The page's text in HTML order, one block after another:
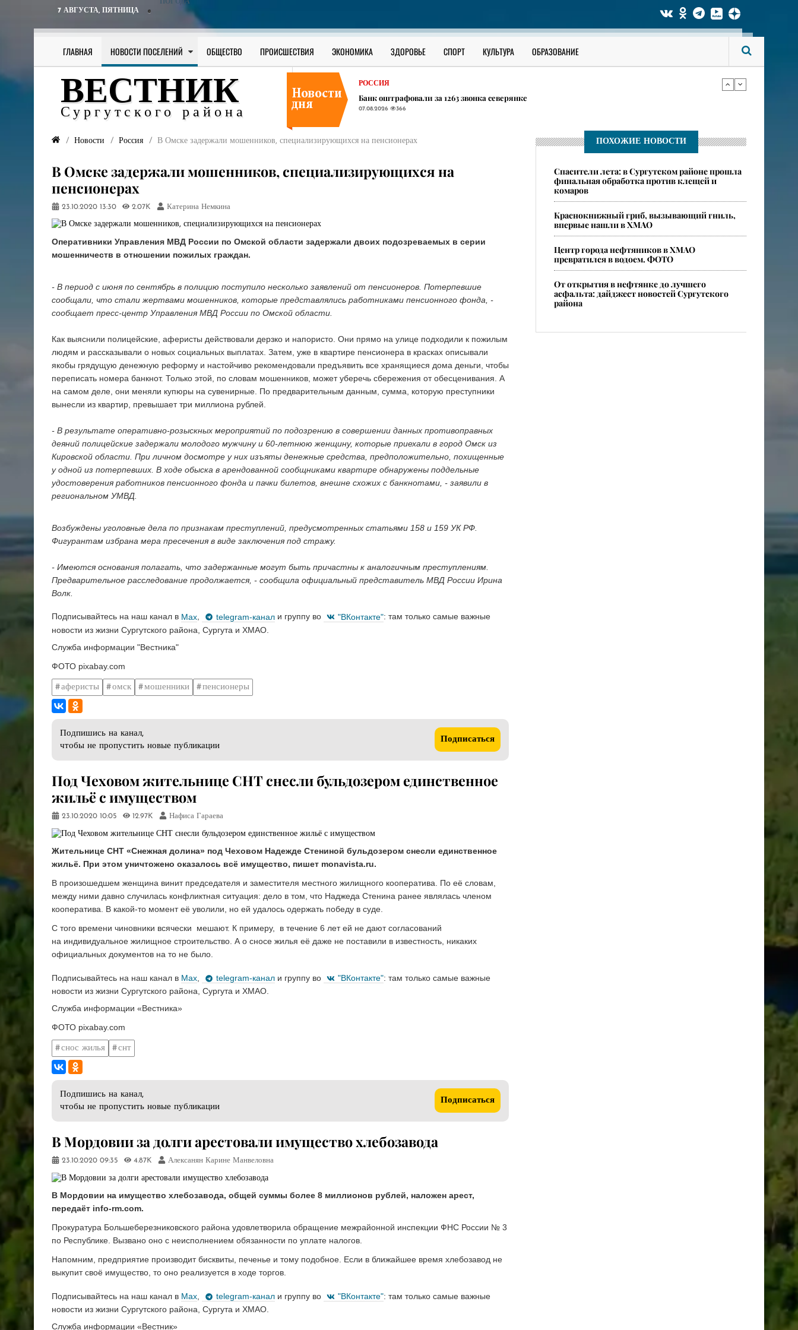
7 АВГУСТА, ПЯТНИЦА
ПОГОДА
ГЛАВНАЯ НОВОСТИ ПОСЕЛЕНИЙ ОБЩЕСТВО ПРОИСШЕСТВИЯ ЭКОНОМИКА ЗДОРОВЬЕ СПОРТ КУЛЬТУРА ОБРАЗОВАНИЕ
ВЕСТНИК
Сургутского района
07.08.2026 328
РОССИЯ
Банк оштрафовали за 1263 звонка северянке
07.08.2026 366
В соседних ХМАО регионах начали появляться опасные ядовитые пауки
Новости Россия ​В Омске задержали мошенников, специализирующихся на пенсионерах
​В Омске задержали мошенников, специализирующихся на
пенсионерах
23.10.2020 13:30 2.07K Катерина Немкина
Оперативники Управления МВД России по Омской области задержали двоих подозреваемых в серии
мошенничеств в отношении пожилых граждан.
- В период с июня по сентябрь в полицию поступило несколько заявлений от пенсионеров. Потерпевшие
сообщали, что стали жертвами мошенников, которые представлялись работниками пенсионного фонда, -
сообщает пресс-центр Управления МВД России по Омской области.
Как выяснили полицейские, аферисты действовали дерзко и напористо. Они прямо на улице подходили к пожилым
людям и рассказывали о новых социальных выплатах. Затем, уже в квартире пенсионера в красках описывали
якобы грядущую денежную реформу и настойчиво рекомендовали предъявить все хранящиеся дома деньги, чтобы
переписать номера банкнот. Только этой, по словам мошенников, может уберечь сбережения от обесценивания. А
на самом деле, они меняли купюры на сувенирные. По предварительным данным, сумма, которую преступники
вынесли из квартир, превышает три миллиона рублей.
- В результате оперативно-розыскных мероприятий по подозрению в совершении данных противоправных
деяний полицейские задержали молодого мужчину и 60-летнюю женщину, которые приехали в город Омск из
Кировской области. При личном досмотре у них изъяты денежные средства, предположительно, похищенные
у одной из потерпевших. В ходе обыска в арендованной сообщниками квартире обнаружены поддельные
удостоверения работников пенсионного фонда и пачки билетов, внешне схожих с банкнотами, - заявили в
региональном УМВД.
Возбуждены уголовные дела по признакам преступлений, предусмотренных статьями 158 и 159 УК РФ.
Фигурантам избрана мера пресечения в виде заключения под стражу.
- Имеются основания полагать, что задержанные могут быть причастны к аналогичным преступлениям.
Предварительное расследование продолжается, - сообщила официальный представитель МВД России Ирина
Волк.
Подписывайтесь на наш канал в Max, telegram-канал и группу во "ВКонтакте": там только самые важные
новости из жизни Сургутского района, Сургута и ХМАО.
Служба информации "Вестника"
ФОТО pixabay.com
аферисты омск мошенники пенсионеры
Подпишись на канал,
чтобы не пропустить новые публикации
Подписаться
Под Чеховом жительнице СНТ снесли бульдозером единственное
жильё с имуществом
23.10.2020 10:05 12.97K Нафиса Гараева
Жительнице СНТ «Снежная долина» под Чеховом Надежде Стениной бульдозером снесли единственное
жильё. При этом уничтожено оказалось всё имущество, пишет monavista.ru.
В произошедшем женщина винит председателя и заместителя местного жилищного кооператива. По её словам,
между ними давно случилась конфликтная ситуация: дело в том, что Наджеда Стенина ранее являлась членом
кооператива. В какой-то момент её уволили, но ей удалось одержать победу в суде.
С того времени чиновники всячески мешают. К примеру, в течение 6 лет ей не дают согласований
на индивидуальное жилищное строительство. А о сносе жилья её даже не поставили в известность, никаких
официальных документов на то не было.
Подписывайтесь на наш канал в Max telegram-канал и группу во "ВКонтакте": там только самые важные
новости из жизни Сургутского района, Сургута и ХМАО.
Служба информации «Вестника»
ФОТО pixabay.com
снос жилья снт
Подпишись на канал,
чтобы не пропустить новые публикации
Подписаться
​В Мордовии за долги арестовали имущество хлебозавода
23.10.2020 09:35 4.87K Алексанян Карине Манвеловна
В Мордовии на имущество хлебозавода, общей суммы более 8 миллионов рублей, наложен арест,
передаёт info-rm.com.
Прокуратура Большеберезниковского района удовлетворила обращение межрайонной инспекции ФНС России № 3
по Республике. Вызвано оно с неисполнением обязанности по уплате налогов.
Напомним, предприятие производит бисквиты, печенье и тому подобное. Если в ближайшее время хлебозавод не
выкупит своё имущество, то оно реализуется в ходе торгов.
Подписывайтесь на наш канал в Max telegram-канал и группу во "ВКонтакте": там только самые важные
новости из жизни Сургутского района, Сургута и ХМАО.
Служба информации «Вестник»
ПОХОЖИЕ НОВОСТИ
Спасители лета: в Сургутском районе прошла
финальная обработка против клещей и
комаров
​Краснокнижный гриб, вызывающий гниль,
впервые нашли в ХМАО
Центр города нефтяников в ХМАО
превратился в водоем. ФОТО
От открытия в нефтянке до лучшего
асфальта: дайджест новостей Сургутского
района